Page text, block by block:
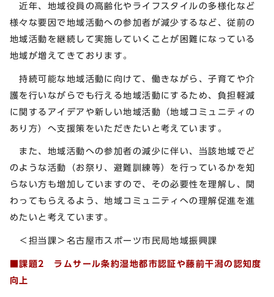
近年、地域役員の高齢化やライフスタイルの多様化など
様々な要因で地域活動への参加者が減少するなど、従前の
地域活動を継続して実施していくことが困難になっている
地域が増えてきております。
持続可能な地域活動に向けて、働きながら、子育てや介
護を行いながらでも行える地域活動にするため、負担軽減
に関するアイデアや新しい地域活動（地域コミュニティの
あり方）へ支援策をいただきたいと考えています。
また、地域活動への参加者の減少に伴い、当該地域でど
のような活動（お祭り、避難訓練等）を行っているかを知
らない方も増加していますので、その必要性を理解し、関
わってもらえるよう、地域コミュニティへの理解促進を進
めたいと考えています。
＜担当課＞名古屋市スポーツ市民局地域振興課
■課題2 ラムサール条約湿地都市認証や藤前干潟の認知度
向上